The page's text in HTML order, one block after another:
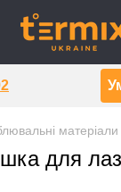
матеріали
для